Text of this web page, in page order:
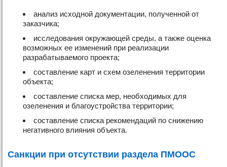
анализ исходной документации, полученной от
заказчика;
исследования окружающей среды, а также оценка
возможных ее изменений при реализации
разрабатываемого проекта;
составление карт и схем озеленения территории
объекта;
составление списка мер, необходимых для
озеленения и благоустройства территории;
составление списка рекомендаций по снижению
негативного влияния объекта.
Санкции при отсутствии раздела ПМООС